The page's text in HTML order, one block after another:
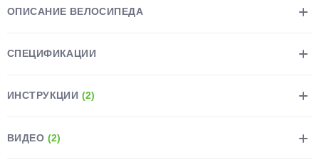
ОПИСАНИЕ ВЕЛОСИПЕДА
СПЕЦИФИКАЦИИ
ИНСТРУКЦИИ (2)
ВИДЕО (2)